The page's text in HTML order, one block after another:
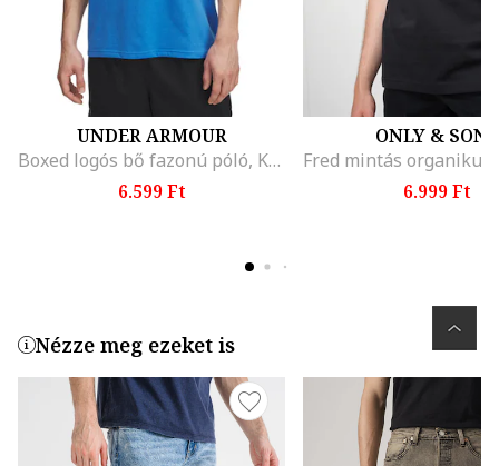
UNDER ARMOUR
Boxed logós bő fazonú póló, Királykék
6.599 Ft
ONLY & SONS
6.999 Ft
Nézze meg ezeket is